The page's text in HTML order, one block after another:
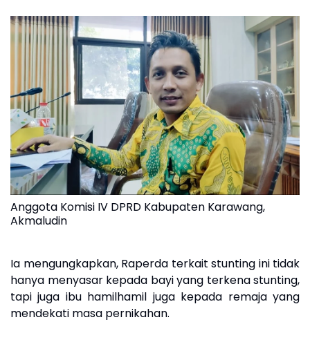
Anggota Komisi IV DPRD Kabupaten Karawang,
Akmaludin
Ia mengungkapkan, Raperda terkait stunting ini tidak
hanya menyasar kepada bayi yang terkena stunting,
tapi juga ibu hamilhamil juga kepada remaja yang
mendekati masa pernikahan.